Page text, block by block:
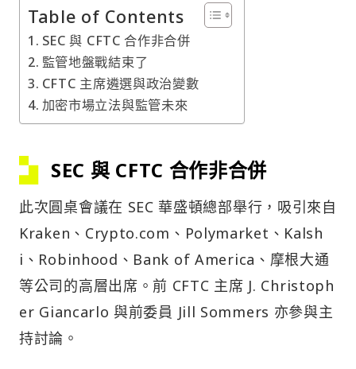
Table of Contents
SEC 與 CFTC 合作非合併
監管地盤戰結束了
CFTC 主席遴選與政治變數
加密市場立法與監管未來
SEC 與 CFTC 合作非合併
此次圓桌會議在 SEC 華盛頓總部舉行，吸引來自
Kraken、Crypto.com、Polymarket、Kalsh
i、Robinhood、Bank of America、摩根大通
等公司的高層出席。前 CFTC 主席 J. Christoph
er Giancarlo 與前委員 Jill Sommers 亦參與主
持討論。